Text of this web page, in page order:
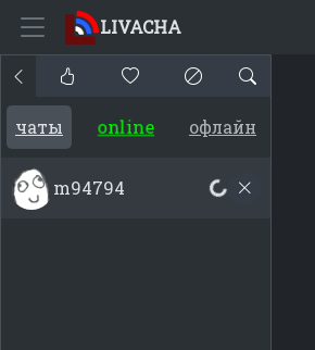
LIVACHA
чаты online офлайн
m94794